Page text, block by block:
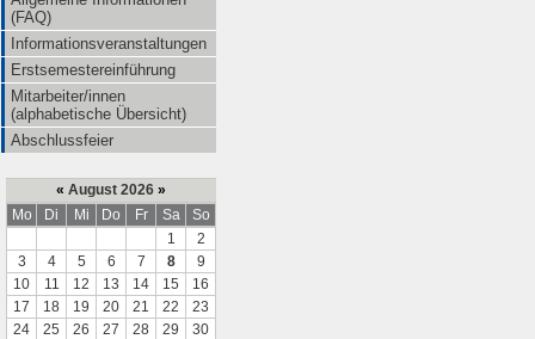
(FAQ)
Informationsveranstaltungen
Erstsemestereinführung
Mitarbeiter/innen
(alphabetische Übersicht)
Abschlussfeier
« August 2026 »
Mo
Di Mi Do Fr Sa
So
1
2
3
4 5 6 7 8
9
10
11 12 13 14 15
16
17
18 19 20 21 22
23
24
25 26 27 28 29
30